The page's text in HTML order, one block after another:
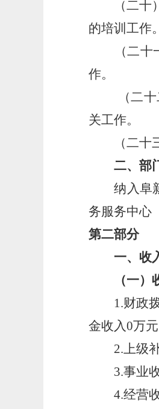
（二十）
的培训工作。
（二十一
作。
（二
关工作。
（二十三
二、部门
纳入阜新
务服务中心
第二部分
一、收入
（一）收
1.财政拨
金收入0万
2.上级补
3.事业收
4.经营收